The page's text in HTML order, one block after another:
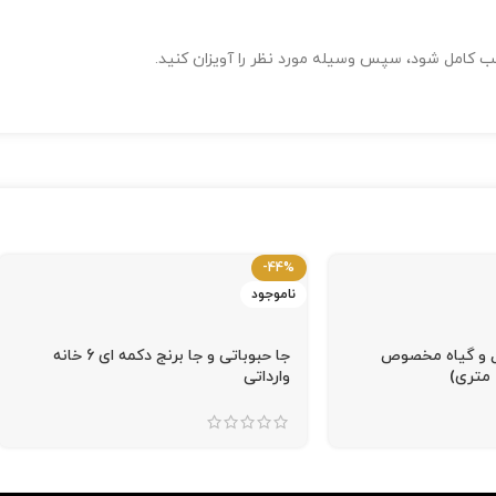
و گیاه مخصوص
-44%
ناموجود
جا حبوباتی و جا برنج دکمه ای 6 خانه
وارداتی